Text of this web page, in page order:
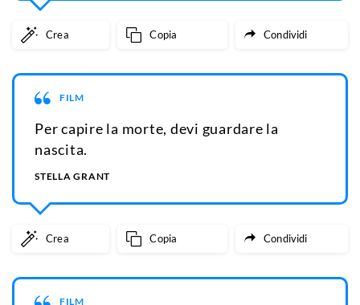
Crea Copia Condividi
FILM
Per capire la morte, devi guardare la
nascita.
STELLA GRANT
Crea Copia Condividi
FILM